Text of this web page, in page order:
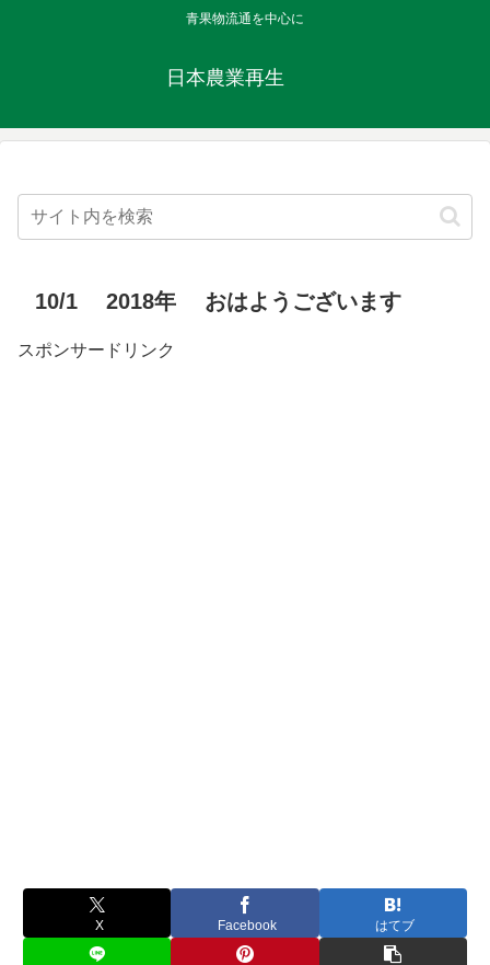
青果物流通を中心に
日本農業再生
10/1 2018年 おはようございます
スポンサードリンク
X Facebook はてブ